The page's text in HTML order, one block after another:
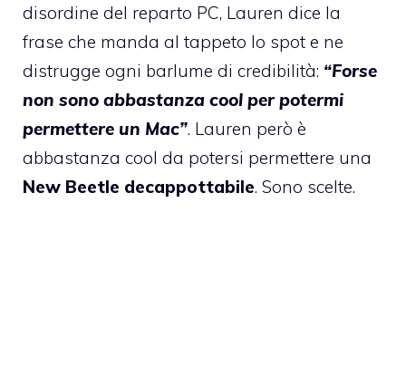
disordine del reparto PC, Lauren dice la
frase che manda al tappeto lo spot e ne
distrugge ogni barlume di credibilità: “Forse
non sono abbastanza cool per potermi
permettere un Mac”. Lauren però è
abbastanza cool da potersi permettere una
New Beetle decappottabile. Sono scelte.